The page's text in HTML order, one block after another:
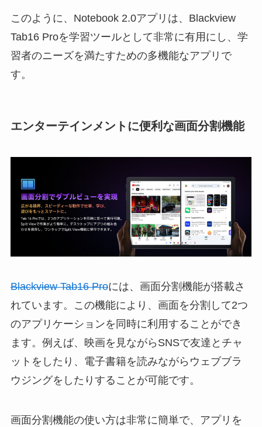
このように、Notebook 2.0アプリは、Blackview
Tab16 Proを学習ツールとして非常に有用にし、学
習者のニーズを満たすための多機能なアプリで
す。
エンターテインメントに便利な画面分割機能
Blackview Tab16 Proには、画面分割機能が搭載さ
れています。この機能により、画面を分割して2つ
のアプリケーションを同時に利用することができ
ます。例えば、映画を見ながらSNSで友達とチャ
ットをしたり、電子書籍を読みながらウェブブラ
ウジングをしたりすることが可能です。
画面分割機能の使い方は非常に簡単で、アプリを